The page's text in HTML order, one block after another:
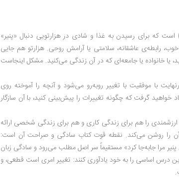
که برای رسیدن به غذا و شادی در هزارتویی دنبال «پنیر»
رابطه‌ی عاشقانه، سلامتی یا آرامش روحی. هزارتو هم جایی
یا خانواده یا جامعه‌ای که در آن زندگی می‌کنید. مشکل اینجاست
با موفقیت با تغییر روبه‌رو می‌شود و آنچه را آموخته روی
خواهید گرفت که چگونه تغییرات را پیش‌بینی کنید، با آن سازگار
را هم برای زندگی کاری و هم برای زندگی شخصی ارائه
با آن را روشن می‌کند. نقطه قوت کتاب سادگی و صراحت آن است:
مرا جابه‌جا کرد» مستقیماً سر اصل مطلب می‌رود و سادگی زبان
درس اساسی را به خود یادآوری کنند: تغییر امری است قطعی، و